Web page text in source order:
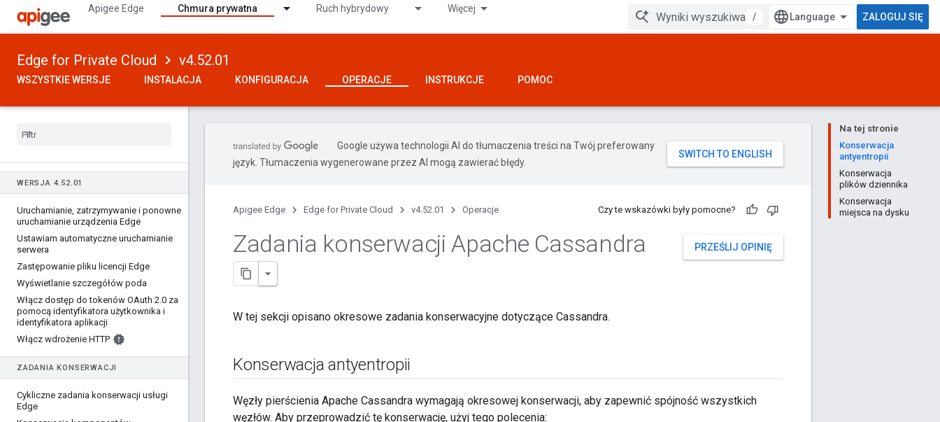
Apigee Edge Chmura prywatna Ruch hybrydowy Więcej
/ ZALOGUJ SIĘ
Edge for Private Cloud v4.52.01
WSZYSTKIE WERSJE INSTALACJA KONFIGURACJA OPERACJE INSTRUKCJE POMOC
WERSJA 4. 52.01
Uruchamianie, zatrzymywanie i ponowne
uruchamianie urządzenia Edge
Ustawiam automatyczne uruchamianie
serwera
Zastępowanie pliku licencji Edge
Wyświetlanie szczegółów poda
Włącz dostęp do tokenów OAuth 2.0 za
pomocą identyfikatora użytkownika i
identyfikatora aplikacji
Włącz wdrożenie HTTP
ZADANIA KONSERWACJI
Cykliczne zadania konserwacji usługi
Edge
Na tej stronie
Konserwacja
antyentropii
Konserwacja
plików dziennika
Konserwacja
miejsca na dysku
Google używa technologii AI do tłumaczenia treści na Twój preferowany
język. Tłumaczenia wygenerowane przez AI mogą zawierać błędy.
Apigee Edge Edge for Private Cloud v4.52.01 Operacje Czy te wskazówki były pomocne?
PRZEŚLIJ OPINIĘ
Zadania konserwacji Apache Cassandra
W tej sekcji opisano okresowe zadania konserwacyjne dotyczące Cassandra.
Konserwacja antyentropii
Węzły pierścienia Apache Cassandra wymagają okresowej konserwacji, aby zapewnić spójność wszystkich
węzłów. Aby przeprowadzić tę konserwację, użyj tego polecenia: